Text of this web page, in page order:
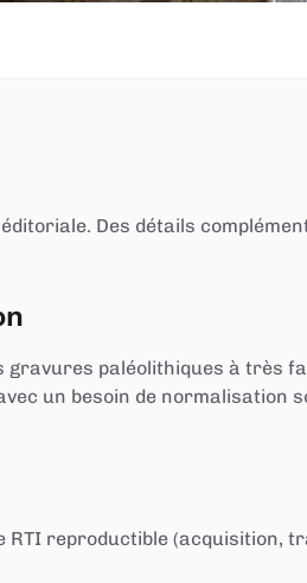
Des détails
gravures paléolithiques à très
un besoin de normalisation
RTI reproductible